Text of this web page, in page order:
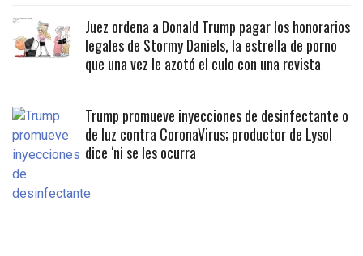
Juez ordena a Donald Trump pagar los honorarios
legales de Stormy Daniels, la estrella de porno
que una vez le azotó el culo con una revista
Trump promueve inyecciones de desinfectante o
de luz contra CoronaVirus; productor de Lysol
dice ‘ni se les ocurra